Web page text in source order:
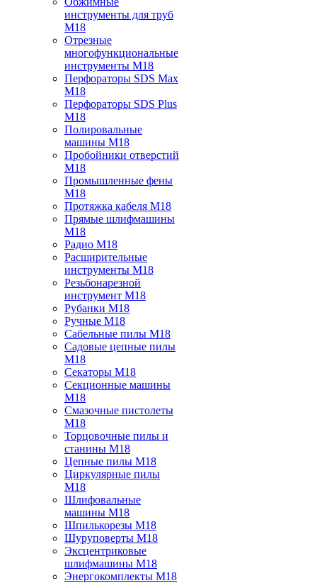
инструменты для труб
M18
Отрезные
многофункциональные
инструменты M18
Перфораторы SDS Max
M18
Перфораторы SDS Plus
M18
Полировальные
машины M18
Пробойники отверстий
M18
Промышленные фены
M18
Протяжка кабеля M18
Прямые шлифмашины
M18
Радио M18
Расширительные
инструменты M18
Резьбонарезной
инструмент M18
Рубанки M18
Ручные M18
Сабельные пилы M18
Садовые цепные пилы
M18
Секаторы M18
Секционные машины
M18
Смазочные пистолеты
M18
Торцовочные пилы и
станины M18
Цепные пилы M18
Циркулярные пилы
M18
Шлифовальные
машины M18
Шпилькорезы M18
Шуруповерты M18
Эксцентриковые
шлифмашины M18
Энергокомплекты M18